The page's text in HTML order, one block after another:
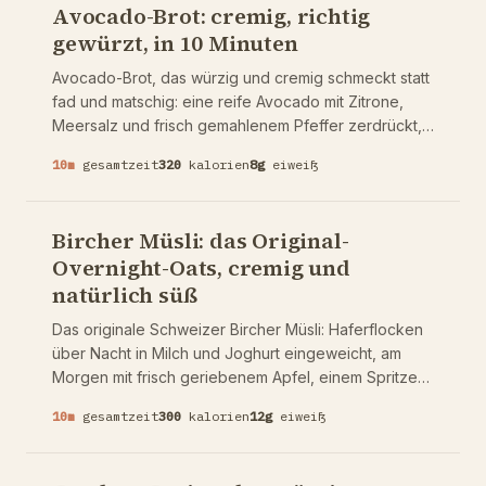
Avocado-Brot: cremig, richtig
gewürzt, in 10 Minuten
Avocado-Brot, das würzig und cremig schmeckt statt
fad und matschig: eine reife Avocado mit Zitrone,
Meersalz und frisch gemahlenem Pfeffer zerdrückt,
Schuss Olivenöl und nach Wunsch ein Ei oder
durch und durch knusprig sein muss und wie man die
Avocado richtig abschmeckt, statt sie nur zu
zerdrücken.
10m gesamtzeit320 kalorien8g eiweiß
Bircher Müsli: das Original-
Overnight-Oats, cremig und
natürlich süß
Das originale Schweizer Bircher Müsli: Haferflocken
über Nacht in Milch und Joghurt eingeweicht, am
Morgen mit frisch geriebenem Apfel, einem Spritzer
vermengt. Von Natur aus durch das Obst gesüßt,
10m gesamtzeit300 kalorien12g eiweiß